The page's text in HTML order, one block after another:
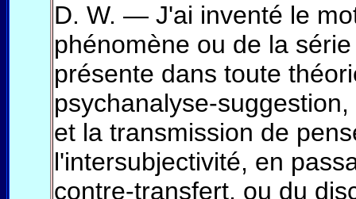
D. W. — J'ai inventé le
phénomène ou de la
présente dans toute
psychanalyse-
et la transmission de
l'intersubjectivité, en
contre-transfert, ou du